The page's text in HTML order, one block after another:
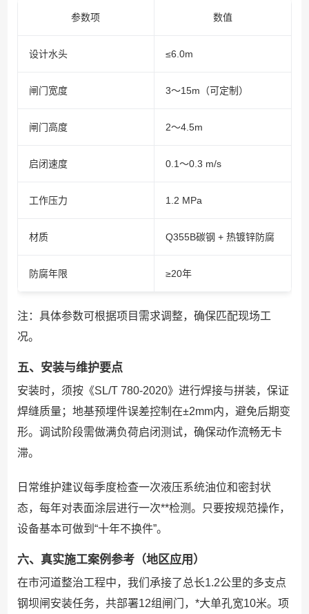
参数项 数值
设计水头 ≤6.0m
闸门宽度 3～15m（可定制）
闸门高度 2～4.5m
启闭速度 0.1～0.3 m/s
工作压力 1.2 MPa
材质 Q355B碳钢 + 热镀锌防腐
防腐年限 ≥20年
注：具体参数可根据项目需求调整，确保匹配现场工
况。
五、安装与维护要点
安装时，须按《SL/T 780-2020》进行焊接与拼装，保证
焊缝质量；地基预埋件误差控制在±2mm内，避免后期变
形。调试阶段需做满负荷启闭测试，确保动作流畅无卡
滞。
日常维护建议每季度检查一次液压系统油位和密封状
态，每年对表面涂层进行一次**检测。只要按规范操作，
设备基本可做到“十年不换件”。
六、真实施工案例参考（地区应用）
在市河道整治工程中，我们承接了总长1.2公里的多支点
钢坝闸安装任务，共部署12组闸门，*大单孔宽10米。项